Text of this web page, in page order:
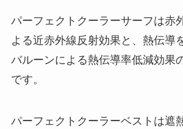
パーフェクトクーラーサーフは赤
よる近赤外線反射効果と、熱伝導
バルーンによる熱伝導率低減効果
です。
パーフェクトクーラーベストは遮